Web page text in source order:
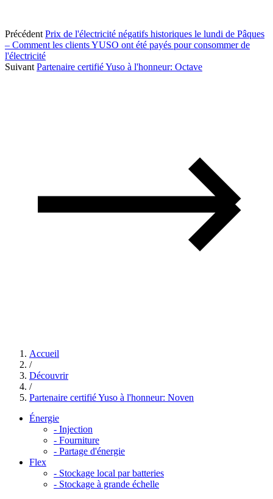
Précédent Prix de l'électricité négatifs historiques le lundi de Pâques
– Comment les clients YUSO ont été payés pour consommer de
l'électricité
Suivant Partenaire certifié Yuso à l'honneur: Octave
Accueil
/
Découvrir
/
Partenaire certifié Yuso à l'honneur: Noven
Énergie
- Injection
- Fourniture
- Partage d'énergie
Flex
- Stockage local par batteries
- Stockage à grande échelle